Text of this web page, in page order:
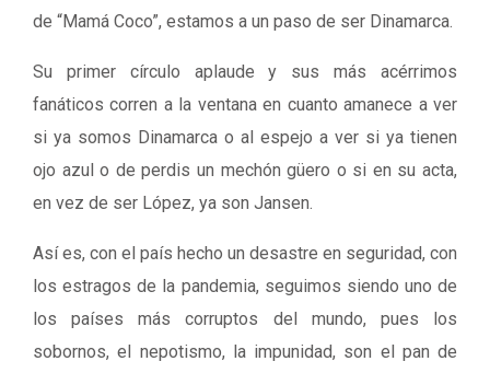
de “Mamá Coco”, estamos a un paso de ser Dinamarca.
Su primer círculo aplaude y sus más acérrimos
fanáticos corren a la ventana en cuanto amanece a ver
si ya somos Dinamarca o al espejo a ver si ya tienen
ojo azul o de perdis un mechón güero o si en su acta,
en vez de ser López, ya son Jansen.
Así es, con el país hecho un desastre en seguridad, con
los estragos de la pandemia, seguimos siendo uno de
los países más corruptos del mundo, pues los
sobornos, el nepotismo, la impunidad, son el pan de